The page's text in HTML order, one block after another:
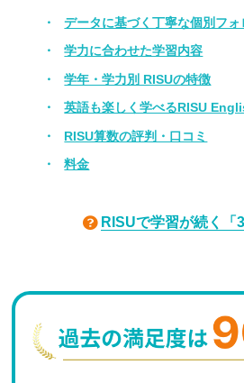
データに基づく丁寧な個別フォ
学力に合わせた学習内容
学年・学力別 RISUの特徴
英語も楽しく学べるRISU
RISU算数の評判・口コミ
料金
RISUで学習が続く「